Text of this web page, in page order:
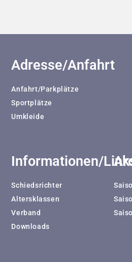
Adresse/Anfahrt
Anfahrt/Parkplätze
Sportplätze
Umkleide
Informationen/
Schiedsrichter
Altersklassen
Verband
Downloads